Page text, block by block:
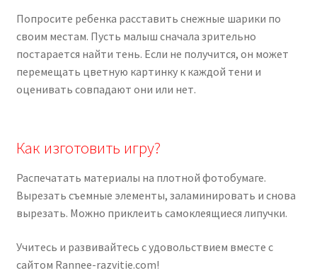
Попросите ребенка расставить снежные шарики по
своим местам. Пусть малыш сначала зрительно
постарается найти тень. Если не получится, он может
перемещать цветную картинку к каждой тени и
оценивать совпадают они или нет.
Как изготовить игру?
Распечатать материалы на плотной фотобумаге.
Вырезать съемные элементы, заламинировать и снова
вырезать. Можно приклеить самоклеящиеся липучки.
Учитесь и развивайтесь с удовольствием вместе с
сайтом Rannee-razvitie.com!